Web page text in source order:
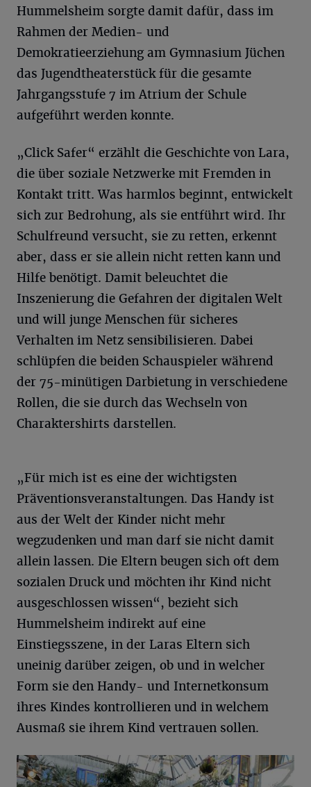
Hummelsheim sorgte damit dafür, dass im
Rahmen der Medien- und
Demokratieerziehung am Gymnasium Jüchen
das Jugendtheaterstück für die gesamte
Jahrgangsstufe 7 im Atrium der Schule
aufgeführt werden konnte.
„Click Safer“ erzählt die Geschichte von Lara,
die über soziale Netzwerke mit Fremden in
Kontakt tritt. Was harmlos beginnt, entwickelt
sich zur Bedrohung, als sie entführt wird. Ihr
Schulfreund versucht, sie zu retten, erkennt
aber, dass er sie allein nicht retten kann und
Hilfe benötigt. Damit beleuchtet die
Inszenierung die Gefahren der digitalen Welt
und will junge Menschen für sicheres
Verhalten im Netz sensibilisieren. Dabei
schlüpfen die beiden Schauspieler während
der 75-minütigen Darbietung in verschiedene
Rollen, die sie durch das Wechseln von
Charaktershirts darstellen.
„Für mich ist es eine der wichtigsten
Präventionsveranstaltungen. Das Handy ist
aus der Welt der Kinder nicht mehr
wegzudenken und man darf sie nicht damit
allein lassen. Die Eltern beugen sich oft dem
sozialen Druck und möchten ihr Kind nicht
ausgeschlossen wissen“, bezieht sich
Hummelsheim indirekt auf eine
Einstiegsszene, in der Laras Eltern sich
uneinig darüber zeigen, ob und in welcher
Form sie den Handy- und Internetkonsum
ihres Kindes kontrollieren und in welchem
Ausmaß sie ihrem Kind vertrauen sollen.